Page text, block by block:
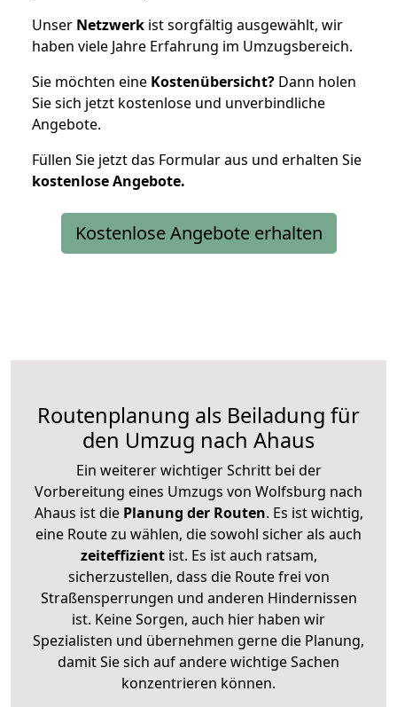
Unser Netzwerk ist sorgfältig ausgewählt, wir
haben viele Jahre Erfahrung im Umzugsbereich.
Sie möchten eine Kostenübersicht? Dann holen
Sie sich jetzt kostenlose und unverbindliche
Angebote.
Füllen Sie jetzt das Formular aus und erhalten Sie
kostenloseAngebote.
Kostenlose Angebote erhalten
Routenplanung als Beiladung für
den Umzug nach Ahaus
Ein weiterer wichtiger Schritt bei der
Vorbereitung eines Umzugs von Wolfsburg nach
Ahaus ist diePlanung der Routen. Es ist wichtig,
eine Route zu wählen, die sowohl sicher als auch
zeiteffizientist. Es ist auch ratsam,
sicherzustellen, dass die Route frei von
Straßensperrungen und anderen Hindernissen
ist. Keine Sorgen, auch hier haben wir
Spezialisten und übernehmen gerne die Planung,
damit Sie sich auf andere wichtige Sachen
konzentrieren können.